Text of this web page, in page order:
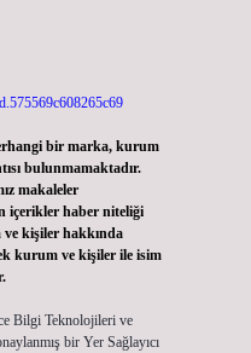
bir marka, kurum
bulunmamaktadır.
makaleler
içerikler haber niteliği
kişiler hakkında
kurum ve kişiler ile isim
Bilgi Teknolojileri ve
bir Yer Sağlayıcı